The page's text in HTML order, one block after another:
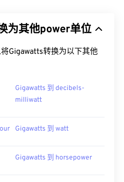
为其他power单位
Gigawatts转换为以下其他
Gigawatts 到 decibels-
milliwatt
Gigawatts 到 watt
Gigawatts 到 horsepower